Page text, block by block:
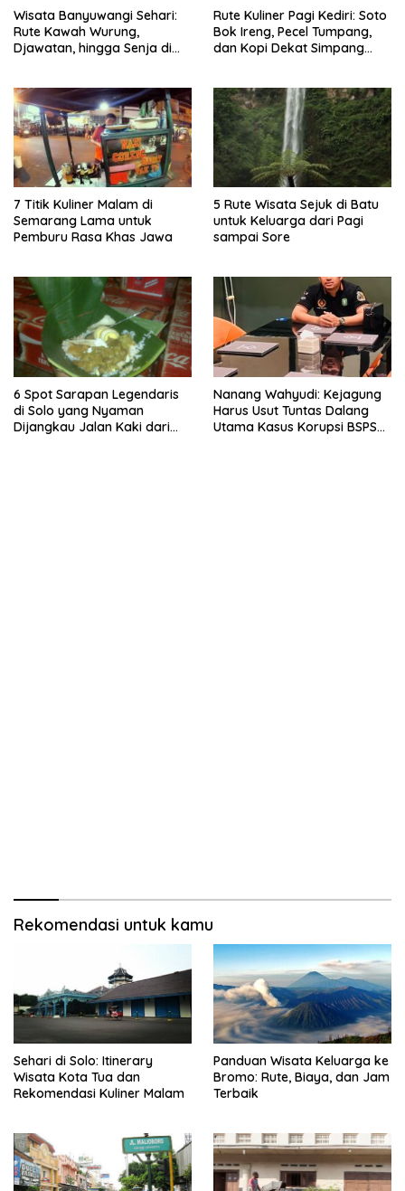
Wisata Banyuwangi Sehari:
Rute Kawah Wurung,
Djawatan, hingga Senja di
Rute Kuliner Pagi Kediri: Soto
Bok Ireng, Pecel Tumpang,
dan Kopi Dekat Simpang
7 Titik Kuliner Malam di
Semarang Lama untuk
Pemburu Rasa Khas Jawa
5 Rute Wisata Sejuk di Batu
untuk Keluarga dari Pagi
sampai Sore
6 Spot Sarapan Legendaris
di Solo yang Nyaman
Dijangkau Jalan Kaki dari
Nanang Wahyudi: Kejagung
Harus Usut Tuntas Dalang
Utama Kasus Korupsi BSPS
Rekomendasi untuk kamu
Sehari di Solo: Itinerary
Wisata Kota Tua dan
Rekomendasi Kuliner Malam
Panduan Wisata Keluarga ke
Bromo: Rute, Biaya, dan Jam
Terbaik